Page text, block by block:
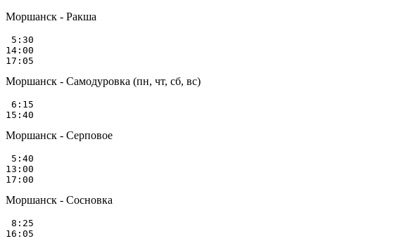
Моршанск - Ракша
5:30
14:00
Моршанск - Самодуровка (пн, чт, сб, вс)
6:15
Моршанск - Серповое
5:40
13:00
Моршанск - Сосновка
8:25